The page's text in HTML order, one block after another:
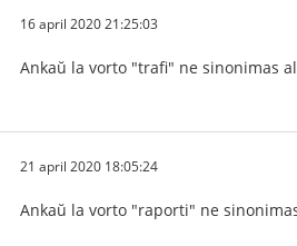
16 april 2020 21:25:03
Ankaŭ la vorto "trafi" ne sinonimas
21 april 2020 18:05:24
Ankaŭ la vorto "raporti" ne